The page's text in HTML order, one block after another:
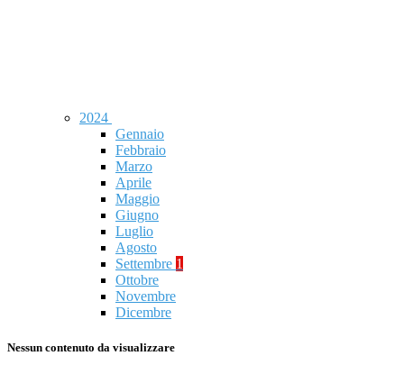
2024
Gennaio
Febbraio
Marzo
Aprile
Maggio
Giugno
Luglio
Agosto
Settembre 1
Ottobre
Novembre
Dicembre
Nessun contenuto da visualizzare